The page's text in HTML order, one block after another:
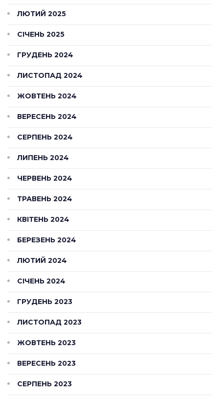
ЛЮТИЙ 2025
СІЧЕНЬ 2025
ГРУДЕНЬ 2024
ЛИСТОПАД 2024
ЖОВТЕНЬ 2024
ВЕРЕСЕНЬ 2024
СЕРПЕНЬ 2024
ЛИПЕНЬ 2024
ЧЕРВЕНЬ 2024
ТРАВЕНЬ 2024
КВІТЕНЬ 2024
БЕРЕЗЕНЬ 2024
ЛЮТИЙ 2024
СІЧЕНЬ 2024
ГРУДЕНЬ 2023
ЛИСТОПАД 2023
ЖОВТЕНЬ 2023
ВЕРЕСЕНЬ 2023
СЕРПЕНЬ 2023